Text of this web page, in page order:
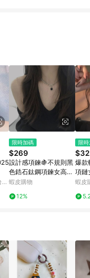
限時加碼
$269
設計感項鍊🍇不規則黑
色鋯石鈦鋼項鍊女高級
設計感小衆ins輕奢甜
敏鈦鋼項鍊 項鏈 鎖骨
蝦皮購物
12%
限
$32
爆款
項鏈
高級
蝦皮